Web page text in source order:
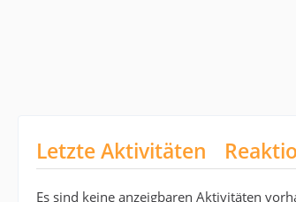
Letzte Aktivitäten
Es sind keine anzeigbaren Aktivitäten